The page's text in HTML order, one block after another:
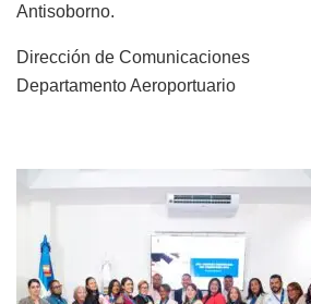
Antisoborno.
Dirección de Comunicaciones
Departamento Aeroportuario